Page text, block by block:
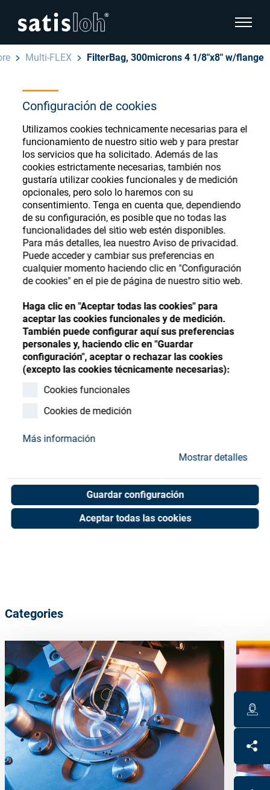
Configuración de cookies
Utilizamos cookies technicamente necesarias para el
funcionamiento de nuestro sitio web y para prestar
los servicios que ha solicitado. Además de las
cookies estrictamente necesarias, también nos
gustaría utilizar cookies funcionales y de medición
opcionales, pero solo lo haremos con su
consentimiento. Tenga en cuenta que, dependiendo
de su configuración, es posible que no todas las
funcionalidades del sitio web estén disponibles.
Para más detalles, lea nuestro Aviso de privacidad.
Puede acceder y cambiar sus preferencias en
cualquier momento haciendo clic en "Configuración
de cookies" en el pie de página de nuestro sitio web.
Haga clic en "Aceptar todas las cookies" para
aceptar las cookies funcionales y de medición.
También puede configurar aquí sus preferencias
personales y, haciendo clic en "Guardar
configuración", aceptar o rechazar las cookies
(excepto las cookies técnicamente necesarias):
Cookies funcionales
Cookies de medición
Más información
Mostrar detalles
Guardar configuración
Aceptar todas las cookies
show
Español
Oftálmica
Óptica de Precisión
Quiénes Somos
Carrera
Recursos
Contacto
Store
hide page navigation
English
Deutsch
汉语
Français
Multi-FLEX FilterBag, 300microns 4 1/8"x8" w/flange
Ophthalmic Consumables
Store
Register or Sign-in to access your accounts
and explore our wide range of ophthalmic
consumables
Register Sign-In
FilterBag, 300microns 4
1/8"x8" w/flange
Unit of measure : Piece
Shop now
Categories